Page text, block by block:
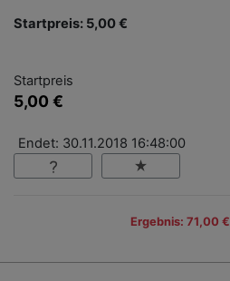
Startpreis: 5,00 €
Startpreis
5,00 €
Endet: 30.11.2018 16:48:00
Ergebnis: 71,00 €